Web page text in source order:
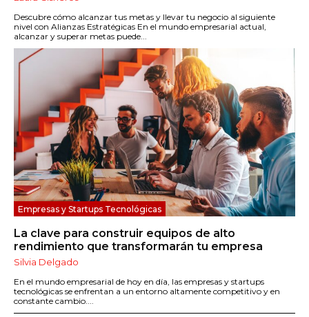
Descubre cómo alcanzar tus metas y llevar tu negocio al siguiente
nivel con Alianzas Estratégicas En el mundo empresarial actual,
alcanzar y superar metas puede...
Empresas y Startups Tecnológicas
La clave para construir equipos de alto
rendimiento que transformarán tu empresa
Silvia Delgado
En el mundo empresarial de hoy en día, las empresas y startups
tecnológicas se enfrentan a un entorno altamente competitivo y en
constante cambio....